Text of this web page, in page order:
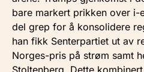
bare markert prikken over i-
del grep for å konsolidere
han fikk Senterpartiet ut av
Norges-pris på strøm samt